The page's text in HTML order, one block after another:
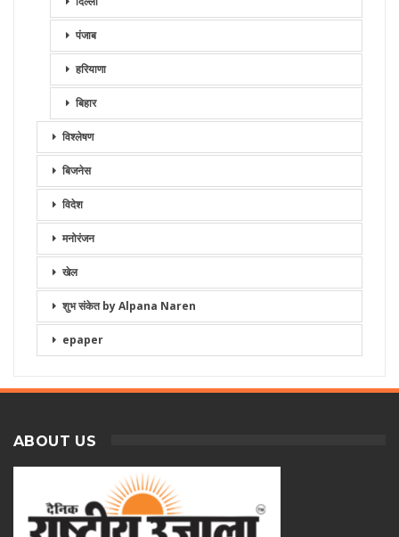
पंजाब
हरियाणा
बिहार
विश्लेषण
बिजनेस
विदेश
मनोरंजन
खेल
शुभ संकेत by Alpana Naren
epaper
ABOUT US